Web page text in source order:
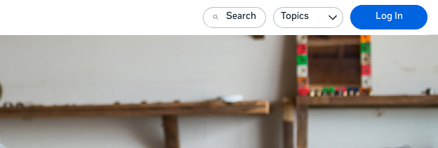
Search Topics Log In